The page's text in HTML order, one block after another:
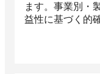
ます。事業別・
益性に基づく的